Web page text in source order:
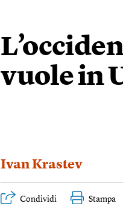
vuole in
Ivan Krastev
Condividi Stampa